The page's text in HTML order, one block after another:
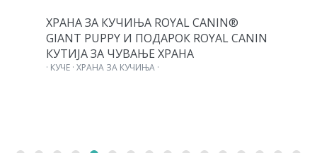
ХРАНА ЗА КУЧИЊА ROYAL CANIN®
GIANT PUPPY И ПОДАРОК ROYAL CANIN
КУТИЈА ЗА ЧУВАЊЕ ХРАНА
· КУЧЕ · ХРАНА ЗА КУЧИЊА ·